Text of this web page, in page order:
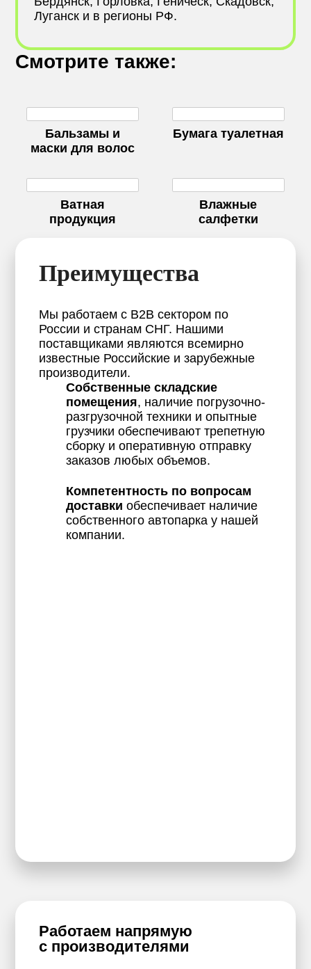
Луганск и в регионы РФ.
Смотрите также:
Бальзамы и
маски для волос
Бумага туалетная
Ватная
продукция
Влажные
салфетки
Преимущества
Мы работаем с B2B сектором по
России и странам СНГ. Нашими
поставщиками являются всемирно
известные Российские и зарубежные
производители.
Собственные складские
помещения, наличие погрузочно-
разгрузочной техники и опытные
грузчики обеспечивают трепетную
сборку и оперативную отправку
заказов любых объемов.
Компетентность по вопросам
доставки обеспечивает наличие
собственного автопарка у нашей
компании.
Работаем напрямую
с производителями